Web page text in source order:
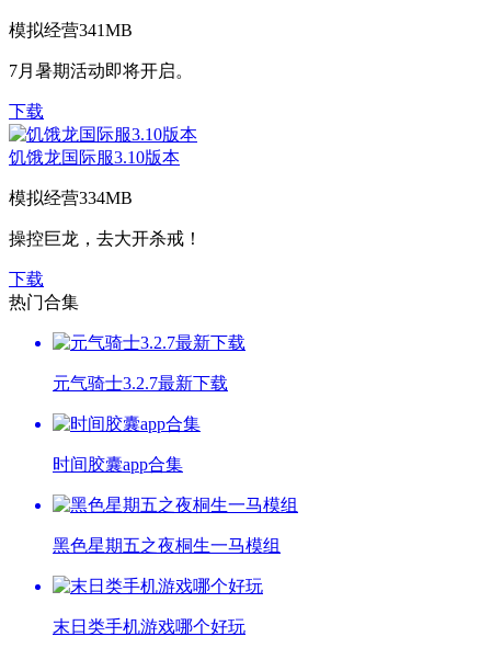
模拟经营341MB
7月暑期活动即将开启。
下载
饥饿龙国际服3.10版本
模拟经营334MB
操控巨龙，去大开杀戒！
下载
热门合集
元气骑士3.2.7最新下载
时间胶囊app合集
黑色星期五之夜桐生一马模组
末日类手机游戏哪个好玩